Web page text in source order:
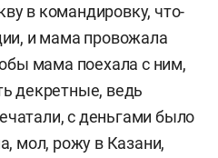
в командировку, что-
и мама провожала
мама поехала с ним,
декретные, ведь
с деньгами было
мол, рожу в Казани,